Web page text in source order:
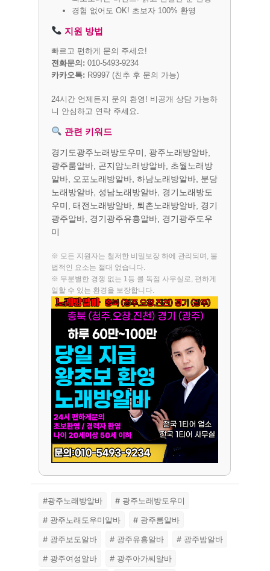
경험 없어도 OK! 초보자 100% 환영
지원 방법
빠르고 편하게 문의 주세요!
전화문의: 010-5493-9234
카카오톡: R9997 (친추 후 문의 가능)
24시간 언제든지 문의 환영! 비공개 상담 가능하
니 안심하고 연락 주세요.
관련 키워드
경기도광주노래방도우미, 광주노래방알바,
광주룸알바, 곤지암노래방알바, 초월노래방
알바, 오포노래방알바, 하남노래방알바, 분당
노래방알바, 성남노래방알바, 경기노래방도
우미, 태전노래방알바, 퇴촌노래방알바, 경기
광주알바, 경기광주유흥알바, 경기광주도우
미
※ 모든 지원자는 철저한 비밀보장 하에 관리되며, 불
법적인 요소는 절대 없습니다.
※ 무분별한 경쟁 없는 1등 콜 독점 사무실로, 편하게
일할 수 있는 환경을 보장합니다.
#광주노래방알바
# 광주노래방도우미
# 광주노래도우미알바
# 광주룸알바
# 광주보도알바
# 광주유흥알바
# 광주밤알바
# 광주여성알바
# 광주아가씨알바